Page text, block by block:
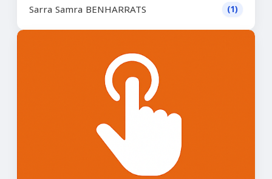
Sarra Samra BENHARRATS (1)